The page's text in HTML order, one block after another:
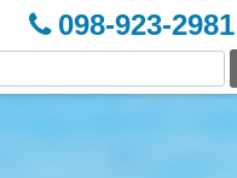
098-923-2981